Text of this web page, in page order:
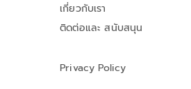
เกี่ยวกับเรา
ติดต่อและ สนับสนุน
Privacy Policy